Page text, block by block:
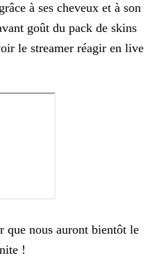
à ses cheveux et à son
goût du pack de skins
le streamer réagir en live
que nous auront bientôt le
!